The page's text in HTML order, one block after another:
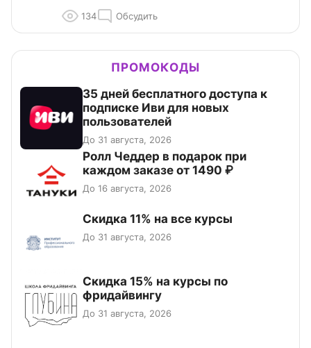
134 Обсудить
ПРОМОКОДЫ
35 дней бесплатного доступа к
подписке Иви для новых
пользователей
До 31 августа, 2026
Ролл Чеддер в подарок при
каждом заказе от 1490 ₽
До 16 августа, 2026
Скидка 11% на все курсы
До 31 августа, 2026
Скидка 15% на курсы по
фридайвингу
До 31 августа, 2026